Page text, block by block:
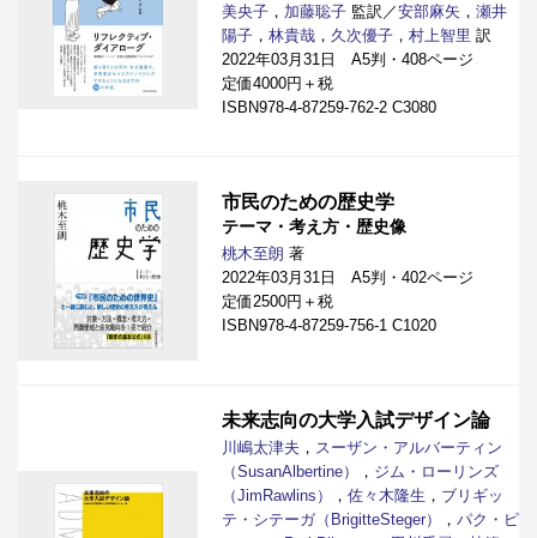
美央子 ， 加藤聡子 監訳／安部麻矢 ， 瀬井
陽子 ， 林貴哉 ， 久次優子 ， 村上智里 訳
2022年03月31日 A5判・408ページ
定価4000円＋税
ISBN978-4-87259-762-2 C3080
市民のための歴史学
テーマ・考え方・歴史像
桃木至朗 著
2022年03月31日 A5判・402ページ
定価2500円＋税
ISBN978-4-87259-756-1 C1020
未来志向の大学入試デザイン論
川嶋太津夫 ， スーザン・アルバーティン
（SusanAlbertine）
， ジム・ローリンズ
（JimRawlins）
， 佐々木隆生 ， ブリギッ
テ・シテーガ（BrigitteSteger）
， パク・ピ